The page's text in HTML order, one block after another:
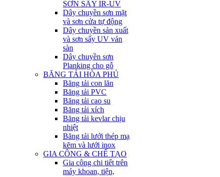
SƠN SẤY IR-UV
Dây chuyền sơn mặt
và sơn cửa tự động
Dây chuyền sản xuất
và sơn sấy UV ván
sàn
Dây chuyền sơn
Planking cho gỗ
BĂNG TẢI HÒA PHÚ
Băng tải con lăn
Băng tải PVC
Băng tải cao su
Băng tải xích
Băng tải kevlar chịu
nhiệt
Băng tải lưới thép mạ
kẽm và lưới inox
GIA CÔNG & CHẾ TẠO
Gia công chi tiết trên
máy khoan, tiện,